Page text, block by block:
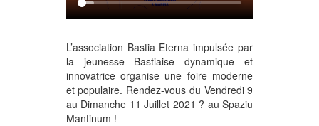
L’association Bastia Eterna impulsée par
la jeunesse Bastiaise dynamique et
innovatrice organise une foire moderne
et populaire. Rendez-vous du Vendredi 9
au Dimanche 11 Juillet 2021 ? au Spaziu
Mantinum !